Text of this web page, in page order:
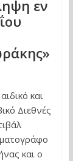
εν
και
Διεθνές
και ο